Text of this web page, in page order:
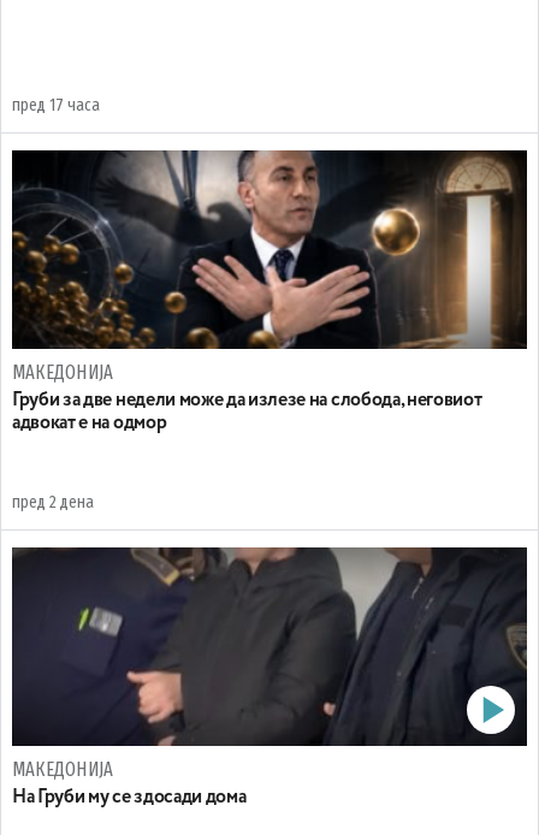
пред 17 часа
МАКЕДОНИЈА
Груби за две недели може да излезе на слобода, неговиот
адвокат е на одмор
пред 2 дена
МАКЕДОНИЈА
На Груби му се здосади дома